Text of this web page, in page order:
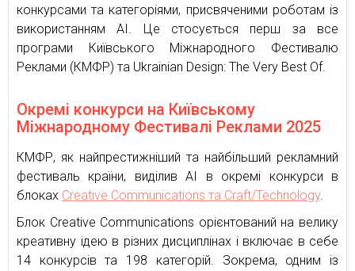
конкурсами та категоріями, присвяченими роботам із
використанням AI. Це стосується перш за все
програми Київського Міжнародного Фестивалю
Реклами (КМФР) та Ukrainian Design: The Very Best Of.
Окремі конкурси на Київському
Міжнародному Фестивалі Реклами 2025
КМФР, як найпрестижніший та найбільший рекламний
фестиваль країни, виділив AI в окремі конкурси в
блоках Creative Communications та Craft/Technology.
Блок Creative Communications орієнтований на велику
креативну ідею в різних дисциплінах і включає в себе
14 конкурсів та 198 категорій. Зокрема, одним із